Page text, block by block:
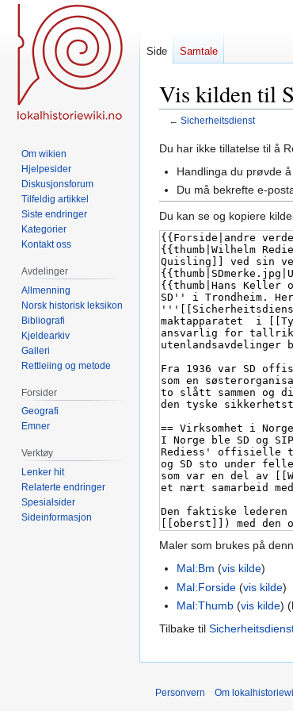
Vis kilden til
← Sicherheitsdienst
Hopp
navigering
Hopp
Du har ikke tillatelse til å
Handlinga du prøvde
Du må bekrefte e-
Du kan se og kopiere
Maler som brukes på
Mal:Bm (vis kilde)
Mal:Forside (vis kilde)
Mal:Thumb (vis kilde)
Tilbake til
Side Samtale
Om wikien
Hjelpesider
Diskusjonsforum
Tilfeldig artikkel
Siste endringer
Kategorier
Kontakt oss
Avdelinger
Allmenning
Norsk historisk leksikon
Bibliografi
Kjeldearkiv
Galleri
Rettleiing og metode
Forsider
Geografi
Emner
Verktøy
Lenker hit
Relaterte endringer
Spesialsider
Sideinformasjon
Personvern Om